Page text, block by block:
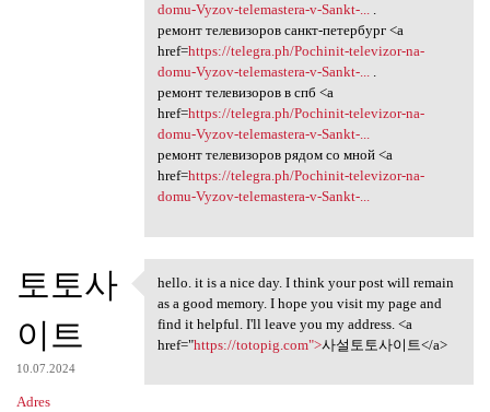
domu-Vyzov-telemastera-v-Sankt-....
ремонт телевизоров санкт-петербург <a
href=https://telegra.ph/Pochinit-televizor-na-
domu-Vyzov-telemastera-v-Sankt-....
ремонт телевизоров в спб <a
href=https://telegra.ph/Pochinit-televizor-na-
domu-Vyzov-telemastera-v-Sankt-...
ремонт телевизоров рядом со мной <a
href=https://telegra.ph/Pochinit-televizor-na-
domu-Vyzov-telemastera-v-Sankt-...
토토사
이트
10.07.2024
Adres
hello. it is a nice day. I
hello. it is a nice day. I think your post will remain
as a good memory. I hope you visit my page and
find it helpful. I'll leave you my address. <a
href="https://totopig.com">사설토토사이트</a>